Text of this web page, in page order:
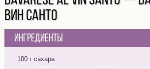
ВИН САНТО
Ингредиенты
100 г сахара